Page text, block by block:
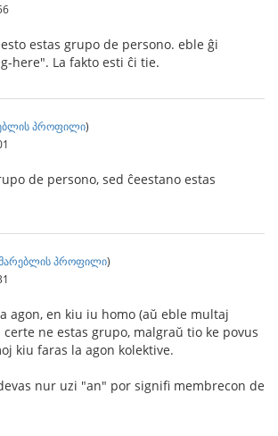
estas grupo de persono. eble ĝi
here". La fakto esti ĉi tie.
პროფილი)
de persono, sed ĉeestano estas
პროფილი)
agon, en kiu iu homo (aŭ eble multaj
certe ne estas grupo, malgraŭ tio ke povus
kiu faras la agon kolektive.
nur uzi "an" por signifi membrecon de